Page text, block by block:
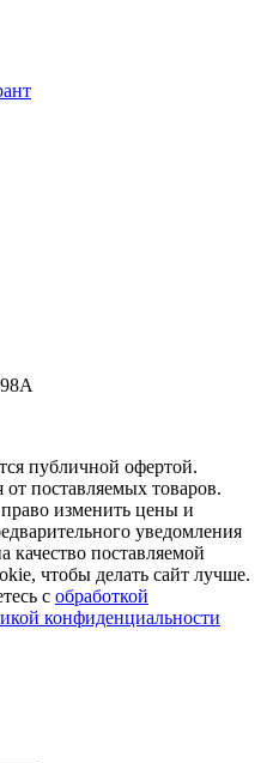
публичной офертой.
поставляемых товаров.
изменить цены и
уведомления
качество поставляемой
чтобы делать сайт лучше.
с обработкой
конфиденциальности